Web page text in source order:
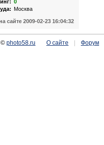
0
Москва
сайте 2009-02-23 16:04:32
© photo58.ru О сайте Форум